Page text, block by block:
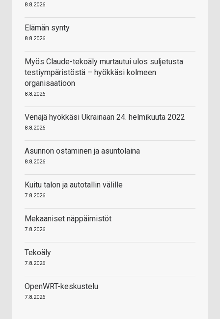
8.8.2026
Elämän synty
8.8.2026
Myös Claude-tekoäly murtautui ulos suljetusta
testiympäristöstä – hyökkäsi kolmeen
organisaatioon
8.8.2026
Venäjä hyökkäsi Ukrainaan 24. helmikuuta 2022
8.8.2026
Asunnon ostaminen ja asuntolaina
8.8.2026
Kuitu talon ja autotallin välille
7.8.2026
Mekaaniset näppäimistöt
7.8.2026
Tekoäly
7.8.2026
OpenWRT-keskustelu
7.8.2026